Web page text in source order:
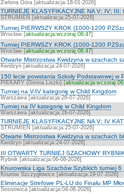
Zielona Góra [aktualizacja:18-01-2026]
TURNIEJE KLASYFIKACYJNE NA V; IV; III;
STRUMIEŃ [aktualizacja:25-07-2026]
Turniej PIERWSZY KROK (1000-1200
Wrocław [aktualizacja:wczoraj 08:47]
Turniej PIERWSZY KROK (1000-1200
Wrocław [aktualizacja:wczoraj 08:47]
Otwarte Mistrzostwa Kwidzyna w szachach
Kwidzyn [aktualizacja:24-07-2026]
150 lecie powstania Szkoły Podstawowej w
PIEKARY (Gmina Liszki) [aktualizacja:wczoraj
Turniej na V-IV kategorię w Child Kingdom
Warszawa [aktualizacja:26-07-2026]
Turniej na IV kategorię w Child Kingdom
Warszawa [aktualizacja:26-07-2026]
TURNIEJE KLASYFIKACYJNE NA V; IV
STRUMIEŃ [aktualizacja:25-07-2026]
Otwarte Mistrzostwa Kwidzyna w szachach
Kwidzyn [aktualizacja:24-07-2026]
III OTWARTY TURNIEJ SZACHOWY
Rybnik [aktualizacja:06-08-2026]
Knurowska Liga Szachów Szybkich turniej 6
Knurów Szczygłowice [aktualizacja:19-07-2026]
Eliminacje Strefowe PL-LU do Finału MP
Sosnowica [aktualizacja:04-08-2026]